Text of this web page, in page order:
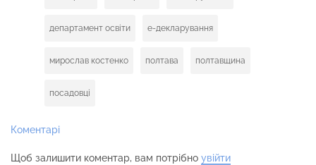
департамент освіти е-декларування
мирослав костенко полтава полтавщина
посадовці
Коментарі
Щоб залишити коментар, вам потрібно увійти